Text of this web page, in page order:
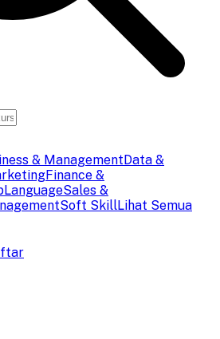
& ManagementData &
Finance &
LanguageSales &
Soft SkillLihat Semua